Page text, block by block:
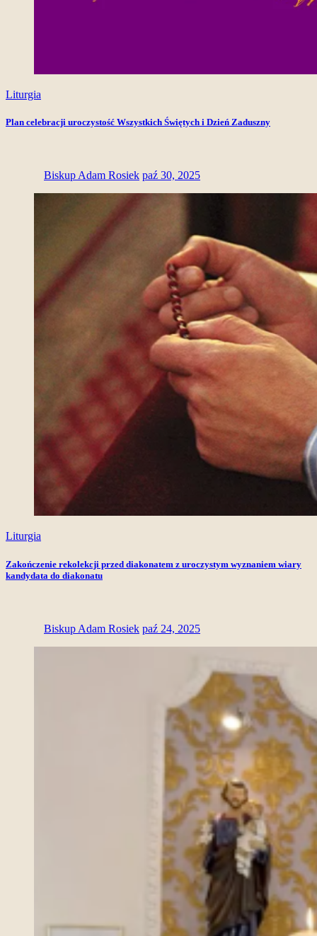
Liturgia
Plan celebracji uroczystość Wszystkich Świętych i Dzień Zaduszny
Biskup Adam Rosiek paź 30, 2025
Liturgia
Zakończenie rekolekcji przed diakonatem z uroczystym wyznaniem wiary
kandydata do diakonatu
Biskup Adam Rosiek paź 24, 2025